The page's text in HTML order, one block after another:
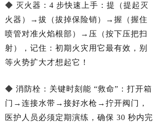
◆ 灭火器：4 步快速上手：提（提起灭
火器）→拔（拔掉保险销）→握（握住
喷管对准火焰根部）→压（按下压把扫
射），记住：初期火灾用它最有效，别
等火势扩大才想起它！
◆ 消防栓：关键时刻能 “救命”：打开箱
门→连接水带→接好水枪→拧开阀门，
医护人员必须定期演练，确保 30 秒内完